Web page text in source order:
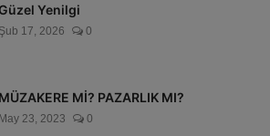
Güzel Yenilgi
Şub 17, 2026 0
MÜZAKERE Mİ? PAZARLIK MI?
May 23, 2023 0